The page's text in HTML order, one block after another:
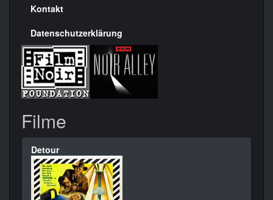
Kontakt
Datenschutzerklärung
Filme
Detour